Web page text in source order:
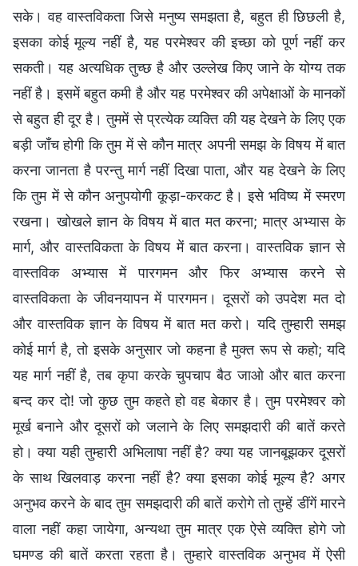
सके। वह वास्तविकता जिसे मनुष्य समझता है, बहुत ही छिछली है,
इसका कोई मूल्य नहीं है, यह परमेश्वर की इच्छा को पूर्ण नहीं कर
सकती। यह अत्यधिक तुच्छ है और उल्लेख किए जाने के योग्य तक
नहीं है। इसमें बहुत कमी है और यह परमेश्वर की अपेक्षाओं के मानकों
से बहुत ही दूर है। तुममें से प्रत्येक व्यक्ति की यह देखने के लिए एक
बड़ी जाँच होगी कि तुम में से कौन मात्र अपनी समझ के विषय में बात
करना जानता है परन्तु मार्ग नहीं दिखा पाता, और यह देखने के लिए
कि तुम में से कौन अनुपयोगी कूड़ा-करकट है। इसे भविष्य में स्मरण
रखना। खोखले ज्ञान के विषय में बात मत करना; मात्र अभ्यास के
मार्ग, और वास्तविकता के विषय में बात करना। वास्तविक ज्ञान से
वास्तविक अभ्यास में पारगमन और फिर अभ्यास करने से
वास्तविकता के जीवनयापन में पारगमन। दूसरों को उपदेश मत दो
और वास्तविक ज्ञान के विषय में बात मत करो। यदि तुम्हारी समझ
कोई मार्ग है, तो इसके अनुसार जो कहना है मुक्त रूप से कहो; यदि
यह मार्ग नहीं है, तब कृपा करके चुपचाप बैठ जाओ और बात करना
बन्द कर दो! जो कुछ तुम कहते हो वह बेकार है। तुम परमेश्वर को
मूर्ख बनाने और दूसरों को जलाने के लिए समझदारी की बातें करते
हो। क्या यही तुम्हारी अभिलाषा नहीं है? क्या यह जानबूझकर दूसरों
के साथ खिलवाड़ करना नहीं है? क्या इसका कोई मूल्य है? अगर
अनुभव करने के बाद तुम समझदारी की बातें करोगे तो तुम्हें डींगें मारने
वाला नहीं कहा जायेगा, अन्यथा तुम मात्र एक ऐसे व्यक्ति होगे जो
घमण्ड की बातें करता रहता है। तुम्हारे वास्तविक अनुभव में ऐसी